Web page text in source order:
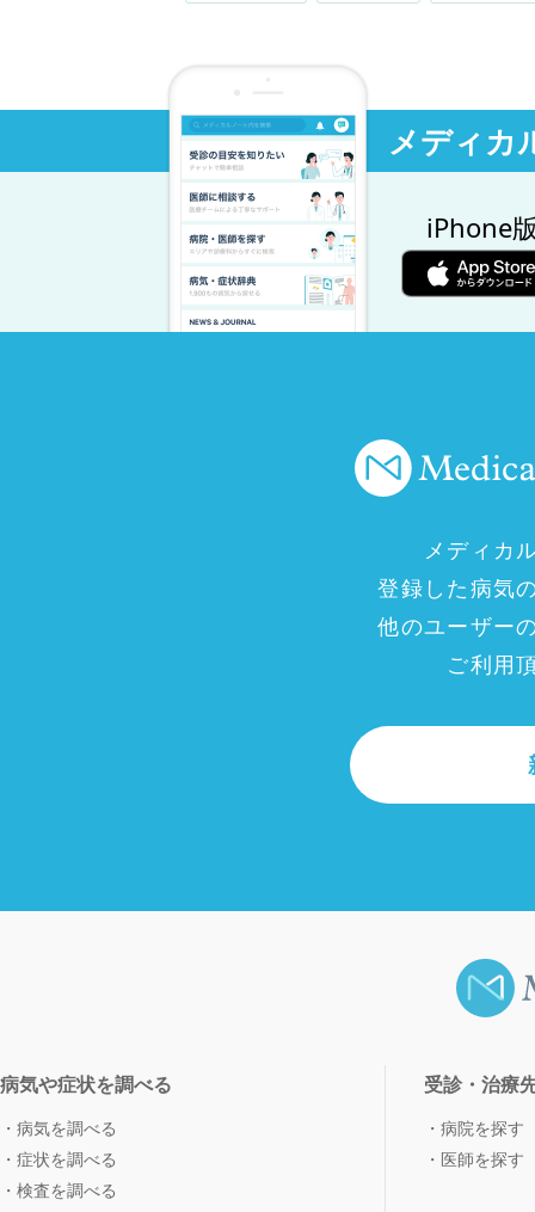
メディカ
iPhone
メディカ
登録した病気
他のユーザー
ご利用
病気や症状を調べる
病気を調べる
症状を調べる
検査を調べる
受診・治療
病院を探す
医師を探す